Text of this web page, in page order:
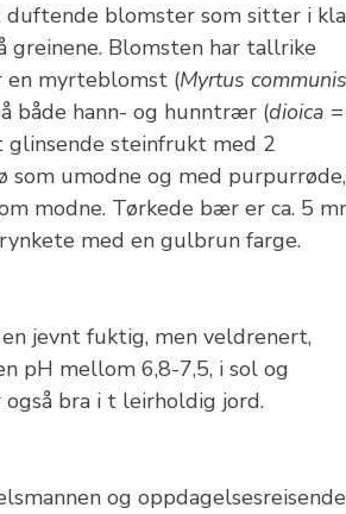
duftende blomster som sitter i
Blomsten har tallrike
myrteblomst (Myrtus
både hann- og hunntrær (dioica =
steinfrukt med 2
som umodne og med purpurrøde,
modne. Tørkede bær er ca. 5
med en gulbrun farge.
jevnt fuktig, men veldrenert,
pH mellom 6,8-7,5, i sol og
også bra i t leirholdig jord.
og oppdagelsesreisende